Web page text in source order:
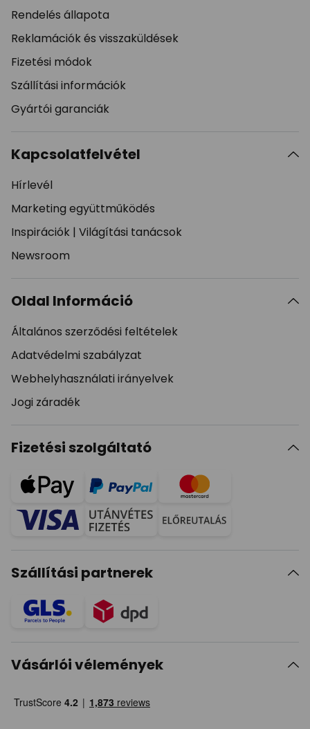
Rendelés állapota
Reklamációk és visszaküldések
Fizetési módok
Szállítási információk
Gyártói garanciák
Kapcsolatfelvétel
Hírlevél
Marketing együttműködés
Inspirációk | Világítási tanácsok
Newsroom
Oldal Információ
Általános szerződési feltételek
Adatvédelmi szabályzat
Webhelyhasználati irányelvek
Jogi záradék
Fizetési szolgáltató
Szállítási partnerek
Vásárlói vélemények